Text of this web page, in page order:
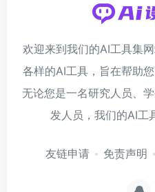
欢迎来到我们的AI工具集
各样的AI工具，旨在帮助
无论您是一名研究人员、
发人员，我们的AI工
友链申请 免责声明